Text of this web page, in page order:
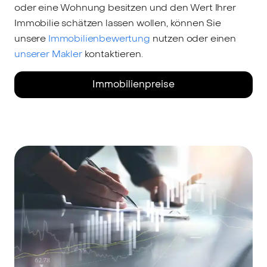
oder eine Wohnung besitzen und den Wert Ihrer
Immobilie schätzen lassen wollen, können Sie
unsere Immobilienbewertung nutzen oder einen
unserer Maklerkontaktieren.
Immobilienpreise